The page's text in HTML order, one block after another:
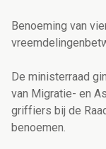
Benoeming van
De ministerraad
van Migratie- en
griffiers bij de
benoemen.